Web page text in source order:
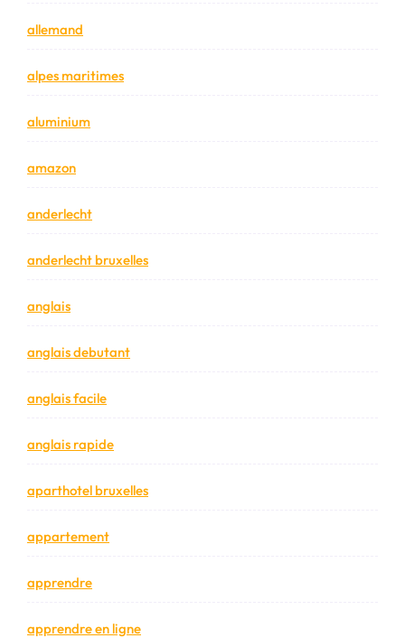
allemand
alpes maritimes
aluminium
amazon
anderlecht
anderlecht bruxelles
anglais
anglais debutant
anglais facile
anglais rapide
aparthotel bruxelles
appartement
apprendre
apprendre en ligne